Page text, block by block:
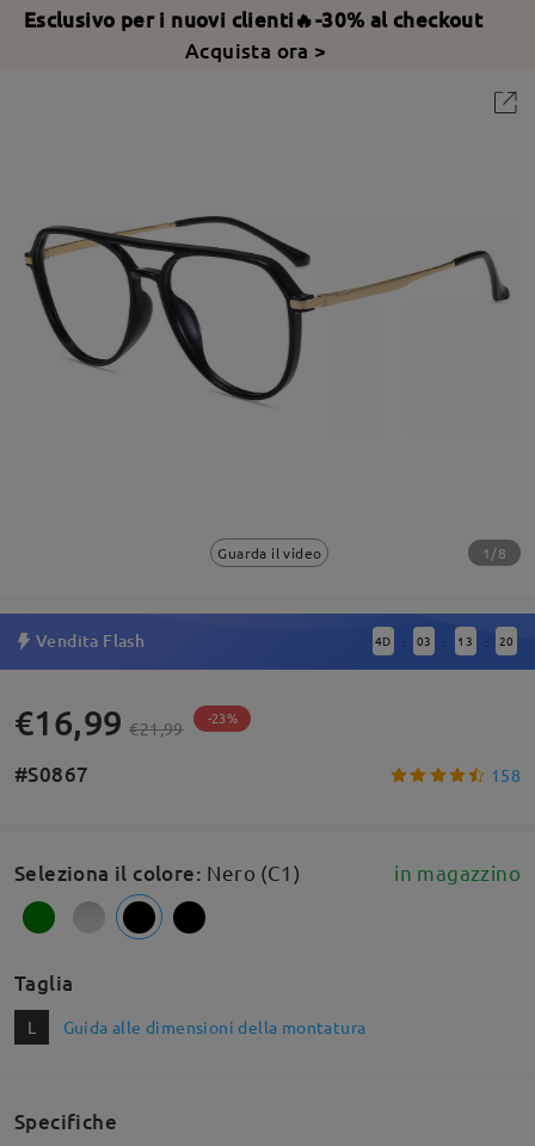
Esclusivo per i nuovi clienti🔥-30% al checkout
Acquista ora >
Guarda il video 1/8
Vendita Flash 4D : 03 : 13 : 19
€16,99 €21,99 -23%
#S0867 158
Seleziona il colore: Nero (C1) in magazzino
Taglia
L Guida alle dimensioni della montatura
Specifiche